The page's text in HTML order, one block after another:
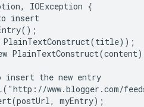
IOException {
insert
insert the new entry
www.blogger.com/
myEntry);